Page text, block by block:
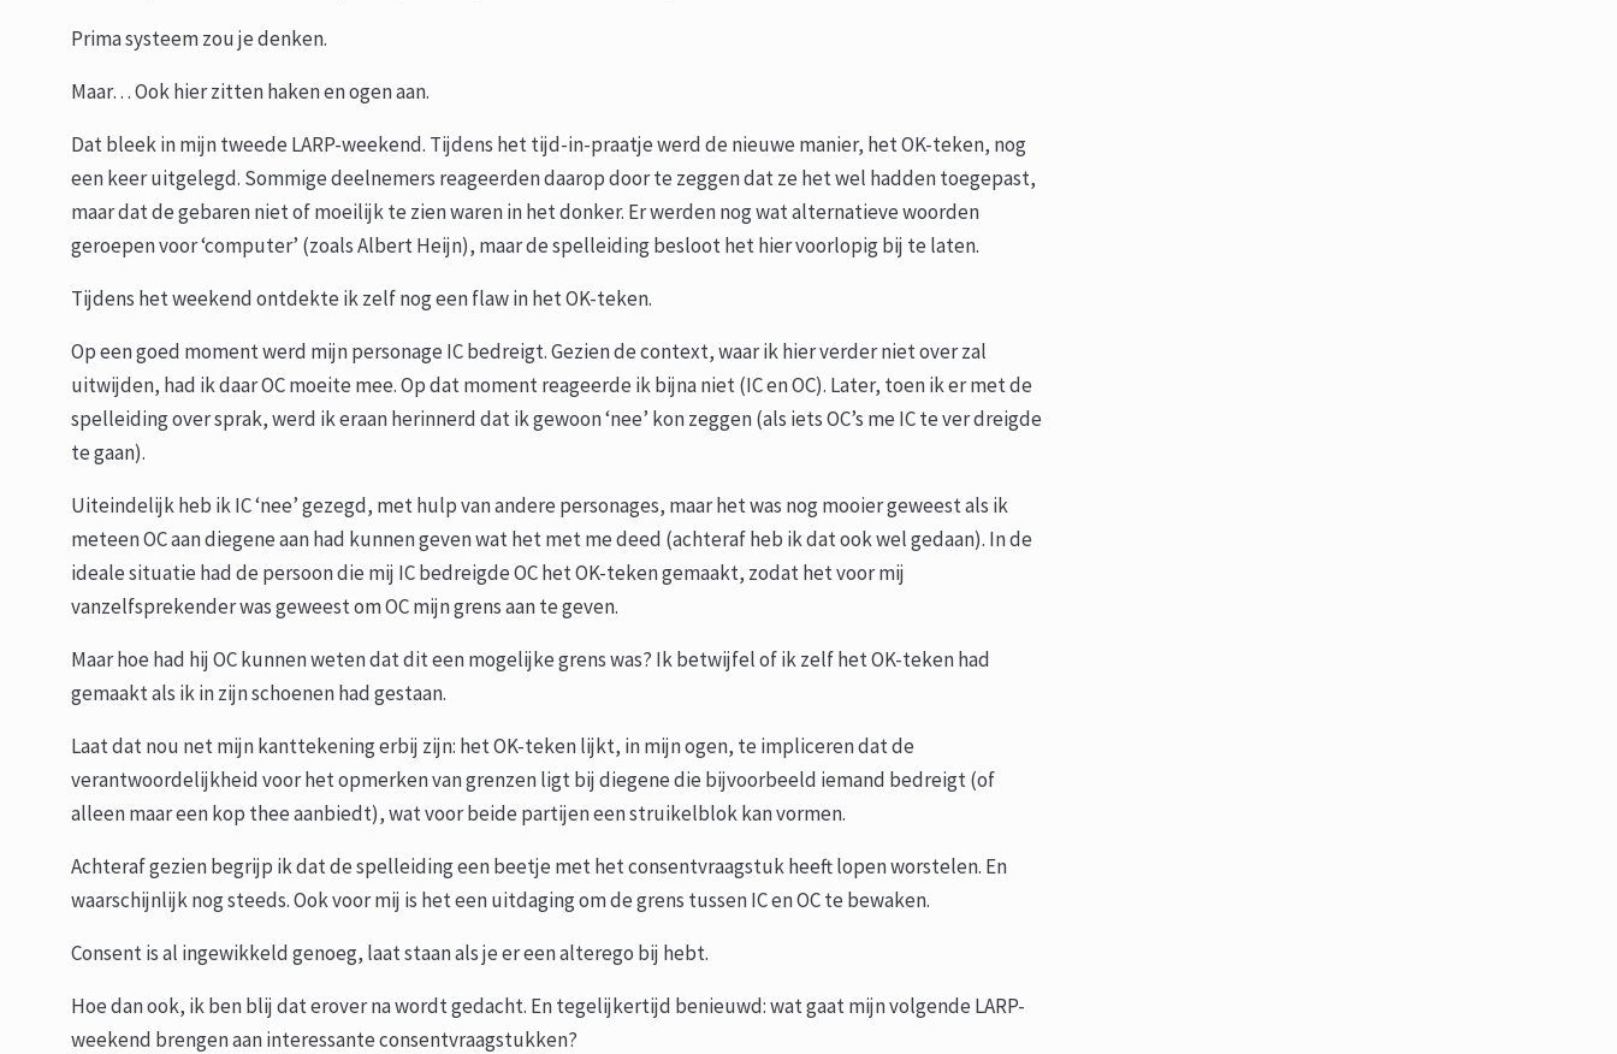
Prima systeem zou je denken.
Maar… Ook hier zitten haken en ogen aan.
Dat bleek in mijn tweede LARP-weekend. Tijdens het tijd-in-praatje werd de nieuwe manier, het OK-teken, nog
een keer uitgelegd. Sommige deelnemers reageerden daarop door te zeggen dat ze het wel hadden toegepast,
maar dat de gebaren niet of moeilijk te zien waren in het donker. Er werden nog wat alternatieve woorden
geroepen voor ‘computer’ (zoals Albert Heijn), maar de spelleiding besloot het hier voorlopig bij te laten.
Tijdens het weekend ontdekte ik zelf nog een flaw in het OK-teken.
Op een goed moment werd mijn personage IC bedreigt. Gezien de context, waar ik hier verder niet over zal
uitwijden, had ik daar OC moeite mee. Op dat moment reageerde ik bijna niet (IC en OC). Later, toen ik er met de
spelleiding over sprak, werd ik eraanherinnerd dat ik gewoon ‘nee’ kon zeggen (als iets OC’s me IC te ver dreigde
te gaan).
Uiteindelijk heb ik IC ‘nee’ gezegd, met hulp van andere personages, maar het was nog mooier geweest als ik
meteen OC aan diegene aan had kunnen geven wat het met me deed (achteraf heb ik dat ook wel gedaan). In de
ideale situatie had de persoon die mij IC bedreigde OC het OK-teken gemaakt, zodat het voor mij
vanzelfsprekender was geweest om OC mijn grens aan te geven.
Maar hoe had hij OC kunnen weten dat dit een mogelijke grens was? Ik betwijfel of ik zelf het OK-teken had
gemaakt als ik in zijn schoenen had gestaan.
Laat dat nou net mijn kanttekening erbij zijn: het OK-teken lijkt, in mijn ogen, te impliceren dat de
verantwoordelijkheid voor het opmerken van grenzen ligt bij diegene die bijvoorbeeld iemand bedreigt (of
alleen maar een kop thee aanbiedt), wat voor beide partijen een struikelblok kan vormen.
Achteraf gezien begrijp ik dat de spelleiding een beetje met het consentvraagstuk heeft lopen worstelen. En
waarschijnlijk nog steeds. Ook voor mij is het een uitdaging om de grens tussenIC en OC te bewaken.
Consent is al ingewikkeld genoeg, laat staan als je er een alterego bij hebt.
Hoe dan ook, ik ben blij dat erover na wordt gedacht. En tegelijkertijd benieuwd: wat gaat mijn volgende LARP-
weekend brengen aan interessante consentvraagstukken?